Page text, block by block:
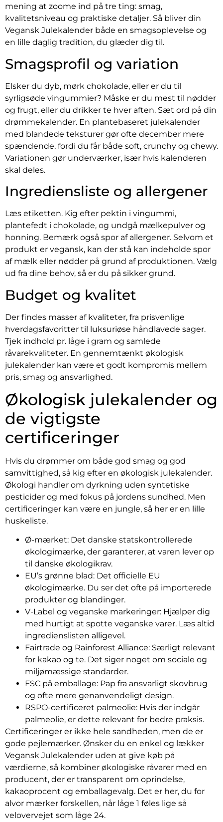
mening at zoome ind på tre ting: smag,
kvalitetsniveau og praktiske detaljer. Så bliver din
Vegansk Julekalender både en smagsoplevelse og
en lille daglig tradition, du glæder dig til.
Smagsprofil og variation
Elsker du dyb, mørk chokolade, eller er du til
syrligsøde vingummier? Måske er du mest til nødder
og frugt, eller du drikker te hver aften. Sæt ord på din
drømmekalender. En plantebaseret julekalender
med blandede teksturer gør ofte december mere
spændende, fordi du får både soft, crunchy og chewy.
Variationen gør underværker, især hvis kalenderen
skal deles.
Ingrediensliste og allergener
Læs etiketten. Kig efter pektin i vingummi,
plantefedt i chokolade, og undgå mælkepulver og
honning. Bemærk også spor af allergener. Selvom et
produkt er vegansk, kan der stå kan indeholde spor
af mælk eller nødder på grund af produktionen. Vælg
ud fra dine behov, så er du på sikker grund.
Budget og kvalitet
Der findes masser af kvaliteter, fra prisvenlige
hverdagsfavoritter til luksuriøse håndlavede sager.
Tjek indhold pr. låge i gram og samlede
råvarekvaliteter. En gennemtænkt økologisk
julekalender kan være et godt kompromis mellem
pris, smag og ansvarlighed.
Økologisk julekalender og
de vigtigste
certificeringer
Hvis du drømmer om både god smag og god
samvittighed, så kig efter en økologisk julekalender.
Økologi handler om dyrkning uden syntetiske
pesticider og med fokus på jordens sundhed. Men
certificeringer kan være en jungle, så her er en lille
huskeliste.
Ø-mærket: Det danske statskontrollerede
økologimærke, der garanterer, at varen lever op
til danske økologikrav.
EU’s grønne blad: Det officielle EU
økologimærke. Du ser det ofte på importerede
produkter og blandinger.
V-Label og veganske markeringer: Hjælper dig
med hurtigt at spotte veganske varer. Læs altid
ingredienslisten alligevel.
Fairtrade og Rainforest Alliance: Særligt relevant
for kakao og te. Det siger noget om sociale og
miljømæssige standarder.
FSC på emballage: Pap fra ansvarligt skovbrug
og ofte mere genanvendeligt design.
RSPO-certificeret palmeolie: Hvis der indgår
palmeolie, er dette relevant for bedre praksis.
Certificeringer er ikke hele sandheden, men de er
gode pejlemærker. Ønsker du en enkel og lækker
Vegansk Julekalender uden at give køb på
værdierne, så kombiner økologiske råvarer med en
producent, der er transparent om oprindelse,
kakaoprocent og emballagevalg. Det er her, du for
alvor mærker forskellen, når låge 1 føles lige så
velovervejet som låge 24.